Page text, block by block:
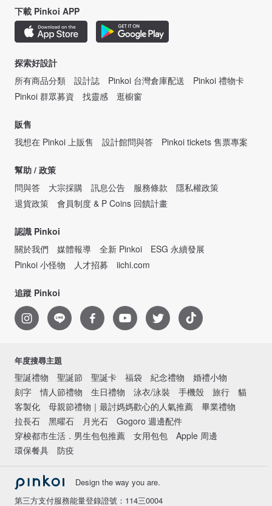
下載 Pinkoi APP
探索好設計
所有商品分類
設計誌 Pinkoi 台灣倉庫配送
Pinkoi 禮物卡
Pinkoi 群眾募資
找靈感 逛櫥窗
販售
我想在 Pinkoi 上販售
設計館問與答 Pinkoi tickets 售票專案
幫助 / 政策
問與答
大宗採購 訊息公告 服務條款
隱私權政策
退貨政策
會員制度 & P Coins 回饋計畫
認識 Pinkoi
關於我們
媒體報導 全新 Pinkoi
ESG 永續發展
Pinkoi 小怪物
人才招募 iichi.com
追蹤 Pinkoi
年度搜尋主題
聖誕禮物 聖誕節 聖誕卡 福袋 紀念禮物
婚禮小物
刻字
情人節禮物 生日禮物 泳衣/泳裝 手機殼 旅行
貓
客製化
母親節禮物｜最討媽媽歡心的人氣推薦
畢業禮物
拉長石
黑曜石 月光石
Gogoro 週邊配件
穿梭都市生活．男生包包推薦
女用包包
Apple 周邊
環保餐具
防疫
Design the way you are.
第三方支付服務能量登錄證號：114三0004